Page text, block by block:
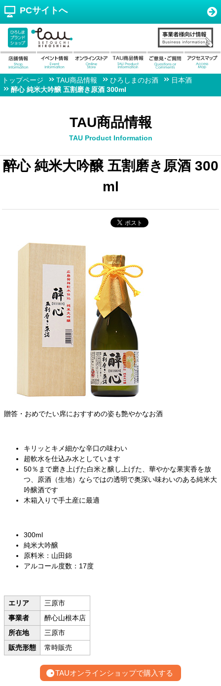
PCサイトへ
トップページ TAU商品情報 ひろしまのお酒
日本酒
醉心 純米大吟醸 五割磨き原酒 300ml
TAU商品情報
TAU Product Information
醉心 純米大吟醸 五割磨き原酒 300
ml
贈答・おめでたい席におすすめの姿も艶やかなお酒
キリッとキメ細かな辛口の味わい
超軟水を仕込み水としています
50％まで磨き上げた白米と醸し上げた、華やかな果実香を放
つ、原酒（生地）ならではの透明で奥深い味わいのある純米大
吟醸酒です
木箱入りで手土産に最適
300ml
純米大吟醸
原料米：山田錦
アルコール度数：17度
エリア
三原市
事業者
醉心山根本店
所在地
三原市
販売形態
常時販売
TAUオンラインショップで購入する